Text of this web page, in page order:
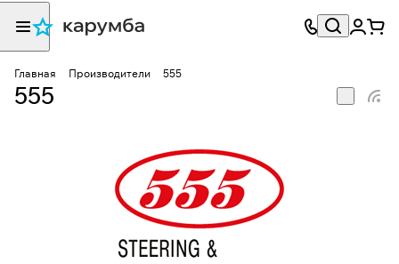
Главная Производители 555
555